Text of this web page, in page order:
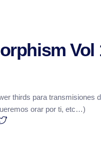
Vol
thirds para transmisiones
orar por ti, etc…)